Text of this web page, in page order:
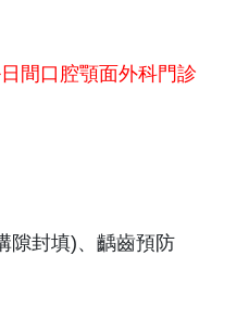
間口腔顎面外科門診
隙封填)、齲齒預防